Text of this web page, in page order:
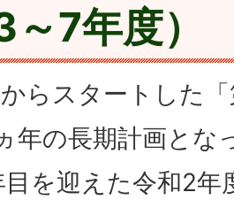
～7年度）
らスタートした
年の長期計画とな
を迎えた令和2年